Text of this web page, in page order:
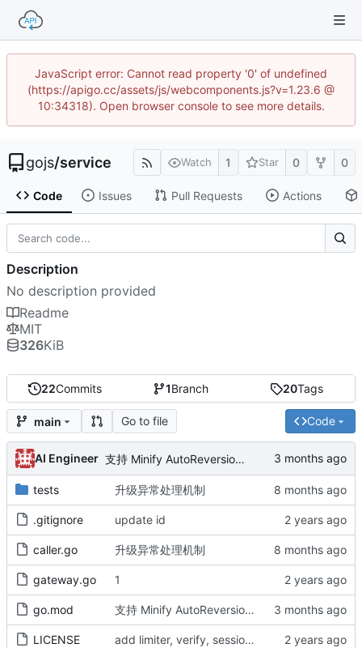
JavaScript error: Cannot read property '0' of undefined
(https://apigo.cc/assets/js/webcomponents.js?v=1.23.6 @
10:34318). Open browser console to see more details.
gojs/service Watch 1 Star 0 0
Code Issues Pull Requests Actions
22Commits 1Branch 20Tags
main Go to file Code
AI Engineer 支持 Minify AutoReversion 等
tests 升级异常处理机制
.gitignore update id
caller.go 升级异常处理机制
gateway.go 1
go.mod 支持 Minify AutoReversion 等
LICENSE add limiter, verify, session, websocket ...
Description
No description provided
Readme
MIT
326KiB